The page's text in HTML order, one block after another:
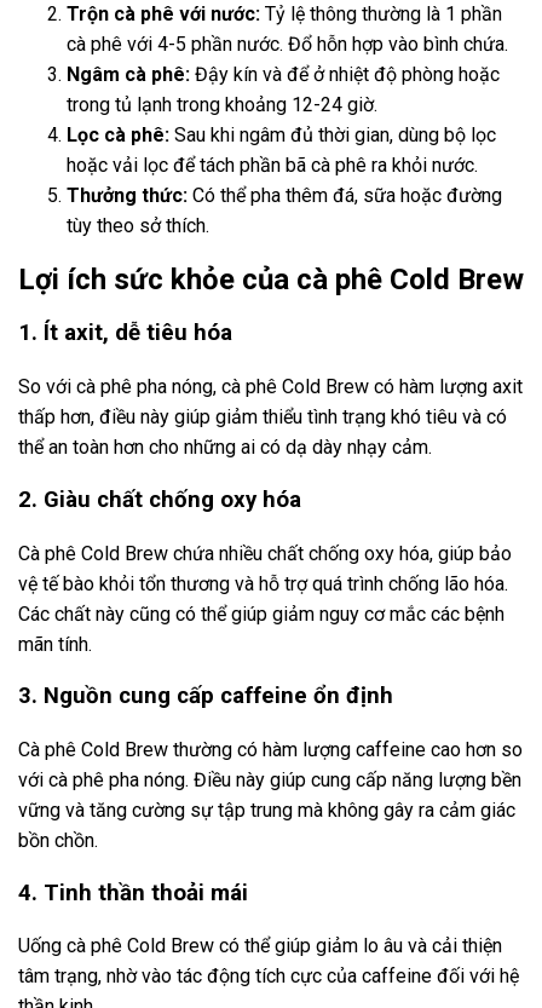
Trộn cà phê với nước: Tỷ lệ thông thường là 1 phần
cà phê với 4-5 phần nước. Đổ hỗn hợp vào bình chứa.
Ngâm cà phê: Đậy kín và để ở nhiệt độ phòng hoặc
trong tủ lạnh trong khoảng 12-24 giờ.
Lọc cà phê: Sau khi ngâm đủ thời gian, dùng bộ lọc
hoặc vải lọc để tách phần bã cà phê ra khỏi nước.
Thưởng thức: Có thể pha thêm đá, sữa hoặc đường
tùy theo sở thích.
Lợi ích sức khỏe của cà phê Cold Brew
1. Ít axit, dễ tiêu hóa
So với cà phê pha nóng, cà phê Cold Brew có hàm lượng axit
thấp hơn, điều này giúp giảm thiểu tình trạng khó tiêu và có
thể an toàn hơn cho những ai có dạ dày nhạy cảm.
2. Giàu chất chống oxy hóa
Cà phê Cold Brew chứa nhiều chất chống oxy hóa, giúp bảo
vệ tế bào khỏi tổn thương và hỗ trợ quá trình chống lão hóa.
Các chất này cũng có thể giúp giảm nguy cơ mắc các bệnh
mãn tính.
3. Nguồn cung cấp caffeine ổn định
Cà phê Cold Brew thường có hàm lượng caffeine cao hơn so
với cà phê pha nóng. Điều này giúp cung cấp năng lượng bền
vững và tăng cường sự tập trung mà không gây ra cảm giác
bồn chồn.
4. Tinh thần thoải mái
Uống cà phê Cold Brew có thể giúp giảm lo âu và cải thiện
tâm trạng, nhờ vào tác động tích cực của caffeine đối với hệ